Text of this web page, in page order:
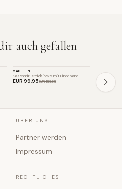
auch gefallen
SALE
MADELEINE
Kaschmir-Strickjacke mit Bindeband
EUR 99,95EUR 159,95
SALE
EUR 89
ÜBER UNS
Partner werden
Impressum
RECHTLICHES